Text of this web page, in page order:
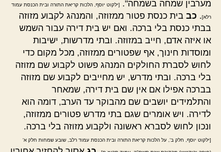
מערבין שמחה בשמחה".
[ילקוט יוסף, הלכות קריאת התורה ובית הכנסת עמוד
רלא]. כב בית כנסת פטור ממזוזה, והמנהג לקבוע מזוזה
בבתי כנסת בלי ברכה. ואם יש בית דירה עבור השמש
או איזה אדם, חייב במזוזה. ובתי מדרשות, ישיבות
ומוסדות חינוך, אף שפטורים ממזוזה, מכל מקום כדי
לחוש לסברת החולקים המנהג פשוט לקבוע שם מזוזה
בלי ברכה. ובתי מדרש, יש מחייבים לקבוע שם מזוזה
בברכה אפילו אם אין שם בית דירה, שמאחר
והתלמידים יושבים שם מהבוקר עד הערב, דומה הוא
לדירה. ויש אומרים שגם בתי מדרש פטורים ממזוזה,
ונכון לחוש לסברא ראשונה ולקבוע מזוזה בלי ברכה.
[ילקוט יוסף, חלק ב', על הלכות קריאת התורה ובית הכנסת עמוד רלב, שובע שמחות חלק א'